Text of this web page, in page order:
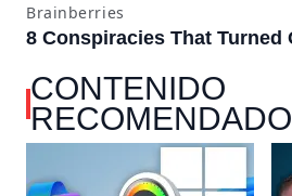
CONTENIDO
RECOMENDADO